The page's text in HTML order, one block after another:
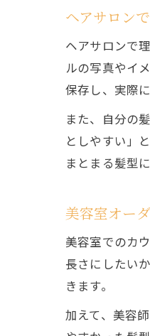
ヘアサロン
ヘアサロンで
ルの写真やイ
保存し、実際
また、自分の
としやすい」
まとまる髪型
美容室オー
美容室でのカ
長さにしたい
きます。
加えて、美容